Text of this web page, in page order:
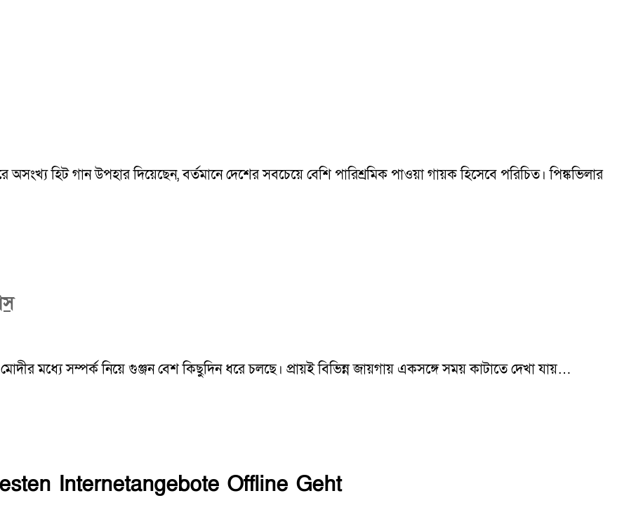
অসংখ্য হিট গান উপহার দিয়েছেন, বর্তমানে দেশের সবচেয়ে বেশি পারিশ্রমিক পাওয়া গায়ক হিসেবে পরিচিত। পিঙ্কভিলার
মোদীর মধ্যে সম্পর্ক নিয়ে গুঞ্জন বেশ কিছুদিন ধরে চলছে। প্রায়ই বিভিন্ন জায়গায় একসঙ্গে সময় কাটাতে দেখা যায়…
Internetangebote Offline Geht